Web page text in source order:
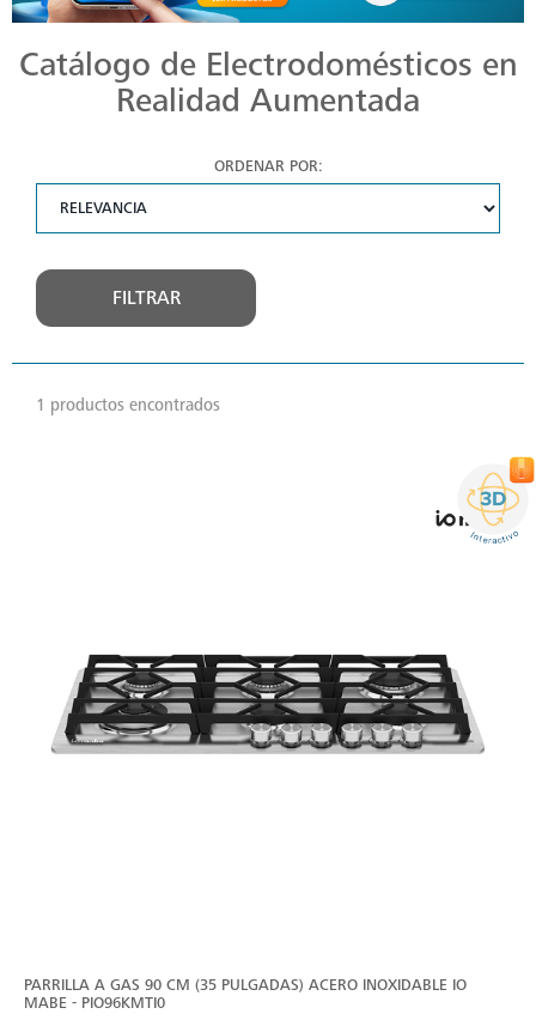
Catálogo de Electrodomésticos en
Realidad Aumentada
ORDENAR POR:
FILTRAR
1 productos encontrados
PARRILLA A GAS 90 CM (35 PULGADAS) ACERO INOXIDABLE IO
MABE - PIO96KMTI0